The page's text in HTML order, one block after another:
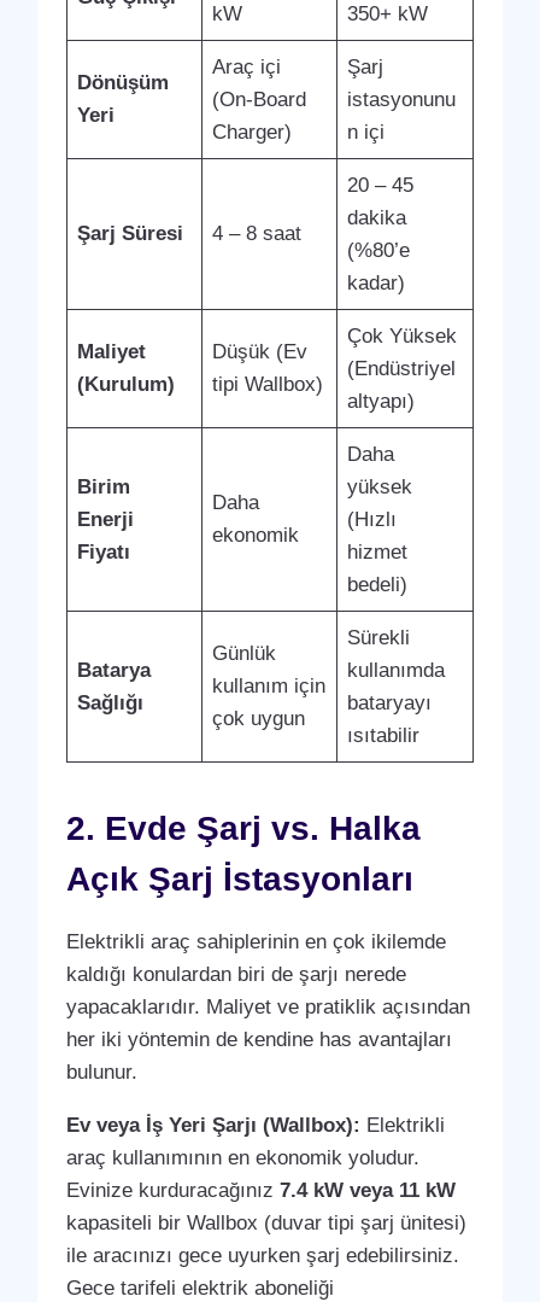
kW 350+ kW
Dönüşüm
Yeri
Araç içi
(On-Board
Charger)
Şarj
istasyonunu
n içi
Şarj Süresi 4 – 8 saat
20 – 45
dakika
(%80’e
kadar)
Maliyet
(Kurulum)
Düşük (Ev
tipi Wallbox)
Çok Yüksek
(Endüstriyel
altyapı)
Birim
Enerji
Fiyatı
Daha
ekonomik
Daha
yüksek
(Hızlı
hizmet
bedeli)
Batarya
Sağlığı
Günlük
kullanım için
çok uygun
Sürekli
kullanımda
bataryayı
ısıtabilir
2. Evde Şarj vs. Halka
Açık Şarj İstasyonları
Elektrikli araç sahiplerinin en çok ikilemde
kaldığı konulardan biri de şarjı nerede
yapacaklarıdır. Maliyet ve pratiklik açısından
her iki yöntemin de kendine has avantajları
bulunur.
Ev veya İş Yeri Şarjı (Wallbox): Elektrikli
araç kullanımının en ekonomik yoludur.
Evinize kurduracağınız 7.4 kW veya 11 kW
kapasiteli bir Wallbox (duvar tipi şarj ünitesi)
ile aracınızı gece uyurken şarj edebilirsiniz.
Gece tarifeli elektrik aboneliği